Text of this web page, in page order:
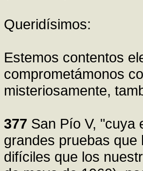
Queridísimos:
Estemos contentos
comprometámonos
misteriosamente,
377 San Pío V,
grandes pruebas
difíciles que los